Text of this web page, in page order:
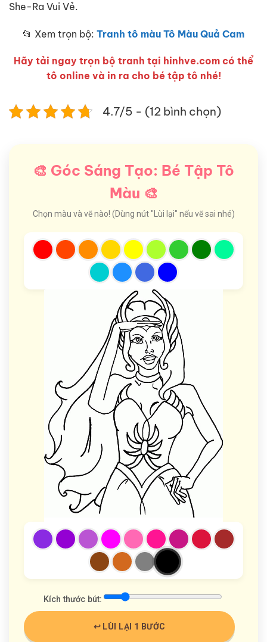
She-Ra Vui Vẻ.
📂 Xem trọn bộ: Tranh tô màu Tô Màu Quả Cam
Hãy tải ngay trọn bộ tranh tại hinhve.com có thể
tô online và in ra cho bé tập tô nhé!
4.7/5 - (12 bình chọn)
🎨 Góc Sáng Tạo: Bé Tập Tô
Màu 🎨
Chọn màu và vẽ nào! (Dùng nút "Lùi lại" nếu vẽ sai nhé)
Kích thước bút:
↩️ LÙI LẠI 1 BƯỚC